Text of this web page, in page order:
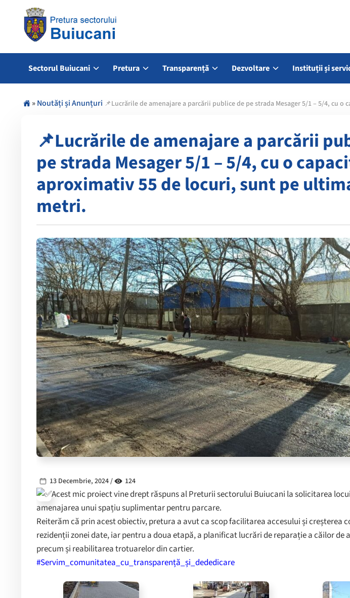
Sectorul Buiucani Pretura Transparență Dezvoltare Instituții și
»Noutăți și Anunțuri 📌Lucrările de amenajare a parcării publice de pe strada Mesager 5/1 – 5/4, cu
📌Lucrările de amenajare a parcării
pe strada Mesager 5/1 – 5/4, cu o
aproximativ 55 de locuri, sunt pe
metri.
13 Decembrie, 2024 / 124
Acest mic proiect vine drept răspuns al Preturii sectorului Buiucani la solicitarea
amenajarea unui spațiu suplimentar pentru parcare.
Reiterăm că prin acest obiectiv, pretura a avut ca scop facilitarea accesului și creșterea
rezidenții zonei date, iar pentru a doua etapă, a planificat lucrări de reparație a căilor de
precum și reabilitarea trotuarelor din cartier.
#Servim_comunitatea_cu_transparență_și_dededicare